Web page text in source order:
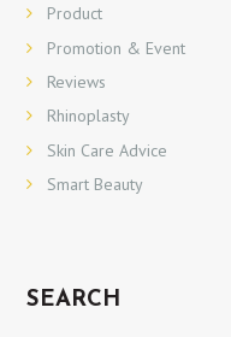
Product
Promotion & Event
Reviews
Rhinoplasty
Skin Care Advice
Smart Beauty
SEARCH